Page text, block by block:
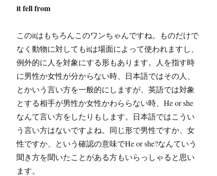
it fell from
このitはもちろんこのワンちゃんですね。ものだけで
なく動物に対してもitは場面によって使われますし、
例外的に人を対象にする形もあります。人を指す時
に男性か女性が分からない時、日本語ではその人、
とかいう言い方を一般的にしますが、英語では対象
とする相手が男性か女性かわららない時、He or she
なんて言い方をしたりもします。日本語ではこうい
う言い方はないですよね。同じ形で男性ですか、女
性ですか、という確認の意味でHe or she?なんていう
聞き方を聞いたことがある方もいらっしゃると思い
ます。